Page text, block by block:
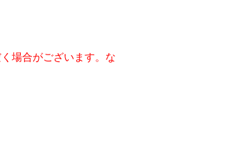
場合がございます。 な